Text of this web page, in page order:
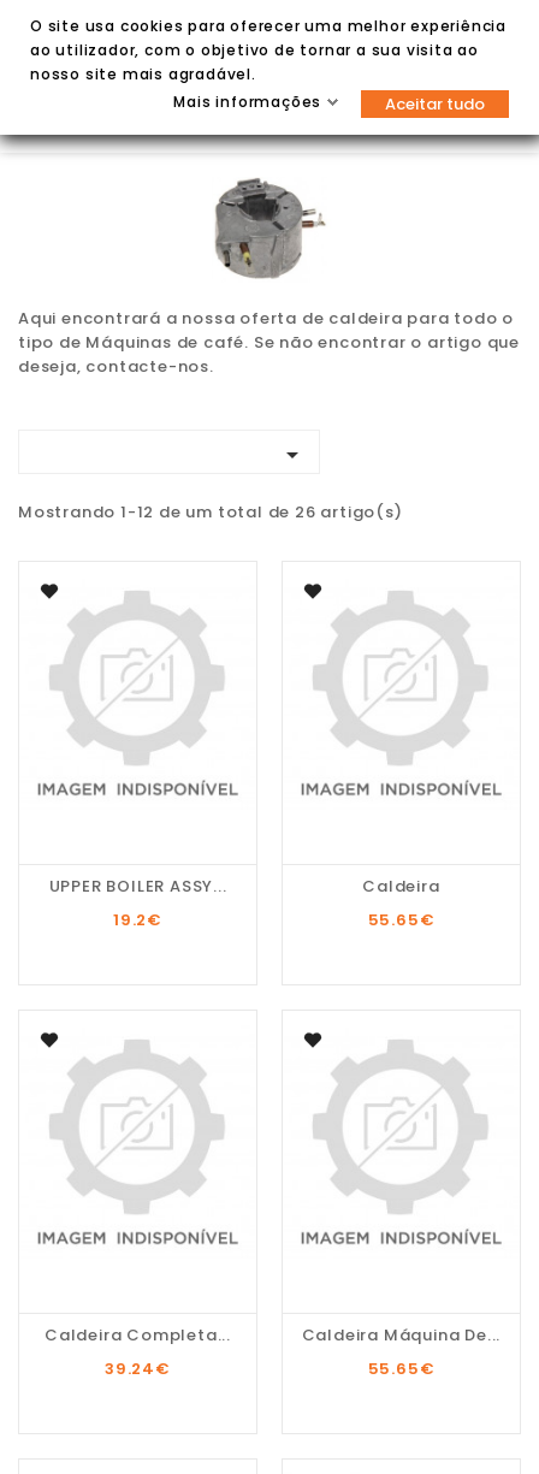

Aqui encontrará a nossa oferta de caldeira para todo o
tipo de Máquinas de café. Se não encontrar o artigo que
deseja, contacte-nos.

Mostrando 1-12 de um total de 26 artigo(s)
UPPER BOILER ASSY...
19.2€
Caldeira
55.65€
Caldeira Completa...
39.24€
Caldeira Máquina De...
55.65€
O site usa cookies para oferecer uma melhor experiência
ao utilizador, com o objetivo de tornar a sua visita ao
nosso site mais agradável.
Mais informações
Aceitar tudo